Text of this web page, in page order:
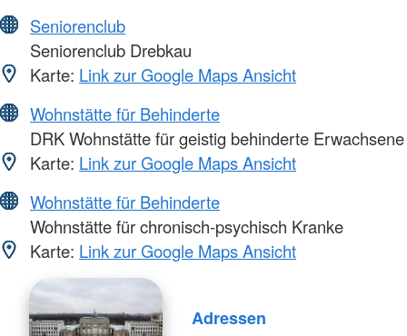
Seniorenclub
Seniorenclub Drebkau
Karte: Link zur Google Maps Ansicht
Wohnstätte für Behinderte
DRK Wohnstätte für geistig behinderte Erwachsene
Karte: Link zur Google Maps Ansicht
Wohnstätte für Behinderte
Wohnstätte für chronisch-psychisch Kranke
Karte: Link zur Google Maps Ansicht
Adressen